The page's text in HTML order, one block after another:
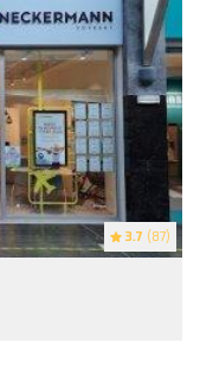
3.7 (87)